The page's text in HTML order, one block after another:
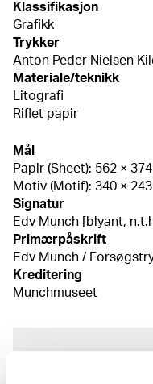
Klassifikasjon
Grafikk
Trykker
Anton Peder Nielsen
Materiale/teknikk
Litografi
Riflet papir
Mål
Papir (Sheet): 562 ×
Motiv (Motif): 340 ×
Signatur
Edv Munch [blyant,
Primærpåskrift
Edv Munch /
Kreditering
Munchmuseet